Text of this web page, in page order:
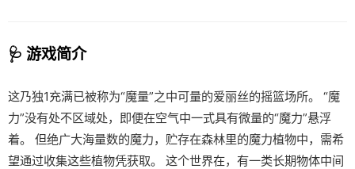
🩺 游戏简介
这乃独1充满已被称为“魔量”之中可量的爱丽丝的摇篮场所。 “魔
力”没有处不区域处，即便在空气中一式具有微量的“魔力”悬浮
着。 但绝广大海量数的魔力，贮存在森林里的魔力植物中，需希
望通过收集这些植物凭获取。 这个世界在，有一类长期物体中间